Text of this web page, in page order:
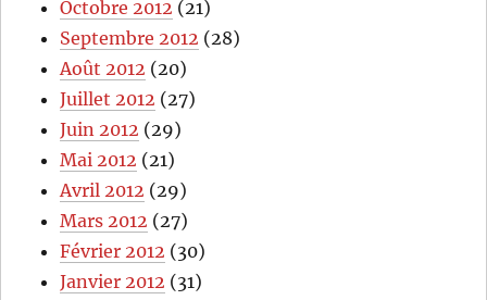
Octobre 2012 (21)
Septembre 2012 (28)
Août 2012 (20)
Juillet 2012 (27)
Juin 2012 (29)
Mai 2012 (21)
Avril 2012 (29)
Mars 2012 (27)
Février 2012 (30)
Janvier 2012 (31)